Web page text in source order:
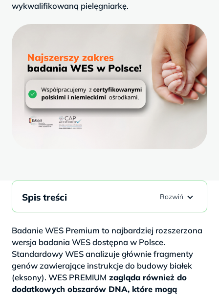
wykwalifikowaną pielęgniarkę.
Badanie WES Premium to najbardziej rozszerzona
wersja badania WES dostępna w Polsce.
Standardowy WES analizuje głównie fragmenty
genów zawierające instrukcje do budowy białek
(eksony). WES PREMIUM zagląda również do
dodatkowych obszarów DNA, które mogą
Spis treści